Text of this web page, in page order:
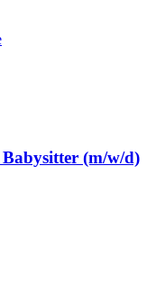
Babysitter (m/w/d)